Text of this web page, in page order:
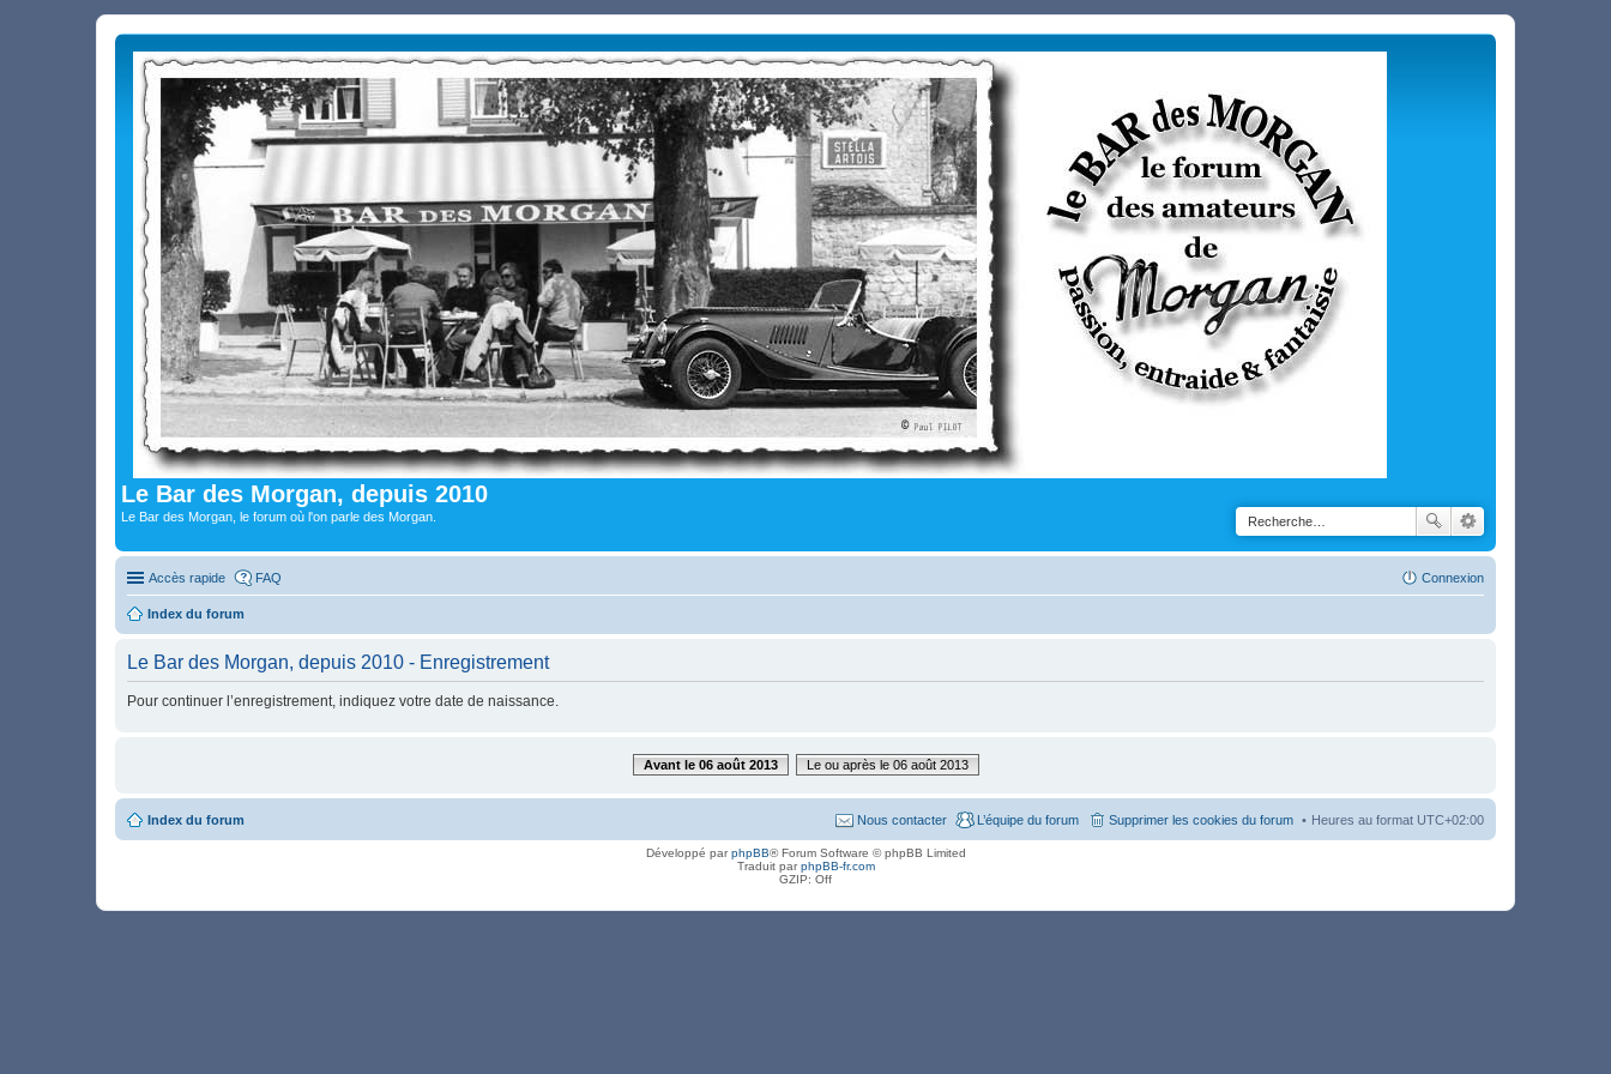
Le Bar des Morgan, depuis 2010
Le Bar des Morgan, le forum où l'on parle des Morgan.
Accès rapide FAQ Connexion
Index du forum
Le Bar des Morgan, depuis 2010 - Enregistrement
Pour continuer l’enregistrement, indiquez votre date de naissance.
Avant le 06 août 2013 Le ou après le 06 août 2013
Index du forum Heures au format UTC+02:00
Supprimer les cookies du forum
L’équipe du forum
Nous contacter
Développé parphpBB® Forum Software © phpBB Limited
Traduit parphpBB-fr.com
GZIP: Off